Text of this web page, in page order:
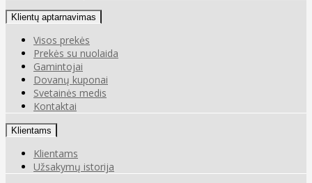
Klientų aptarnavimas
Visos prekės
Prekės su nuolaida
Gamintojai
Dovanų kuponai
Svetainės medis
Kontaktai
Klientams
Klientams
Užsakymų istorija